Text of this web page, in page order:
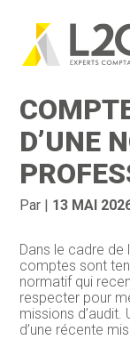
Aller
au
Création
Financement &
Pilotage
Entreprise en
Gestion
Social & RH
Juridique
Documents
D’UNE
Par | 13 MAI
Dans le cadre
comptes sont
normatif qui
respecter pour
missions d’audit.
d’une récente